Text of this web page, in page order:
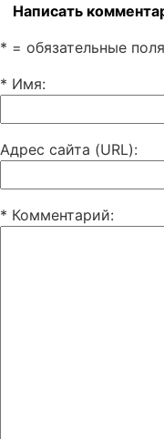
Написать
* = обязательные
* Имя:
Адрес сайта (URL):
* Комментарий: